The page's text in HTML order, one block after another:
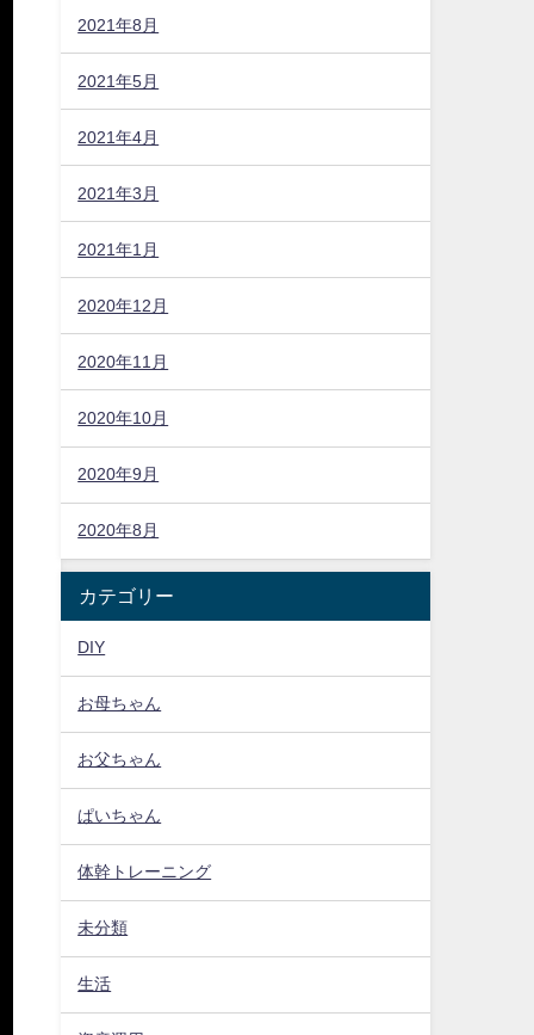
2021年8月
2021年5月
2021年4月
2021年3月
2021年1月
2020年12月
2020年11月
2020年10月
2020年9月
2020年8月
カテゴリー
DIY
お母ちゃん
お父ちゃん
ぱいちゃん
体幹トレーニング
未分類
生活